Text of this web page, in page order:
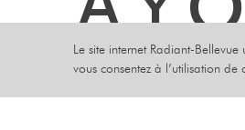
Le site internet Radiant-
vous consentez à l’utilisation de